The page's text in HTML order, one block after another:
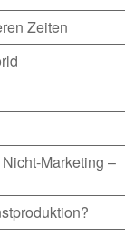
Zeiten
Marketing –